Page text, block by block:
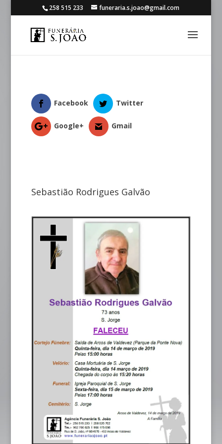
258 515 233 funeraria.s.joao@gmail.com
Facebook Twitter
Google+ Gmail
Sebastião Rodrigues Galvão